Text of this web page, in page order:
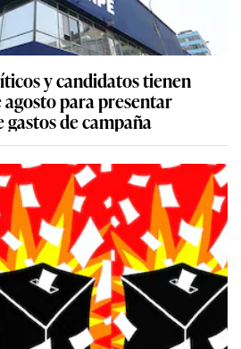
y candidatos tienen
agosto para presentar
de campaña